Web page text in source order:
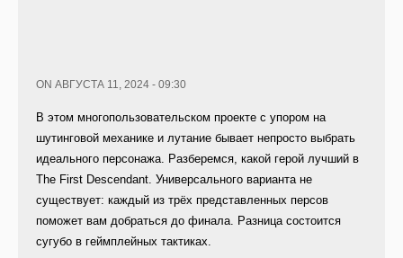
ON АВГУСТА 11, 2024 - 09:30
В этом многопользовательском проекте с упором на
шутинговой механике и лутание бывает непросто выбрать
идеального персонажа. Разберемся, какой герой лучший в
The First Descendant. Универсального варианта не
существует: каждый из трёх представленных персов
поможет вам добраться до финала. Разница состоится
сугубо в геймплейных тактиках.